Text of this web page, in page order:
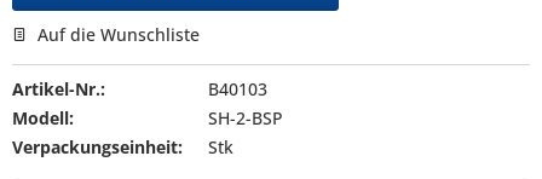
Auf die Wunschliste
Artikel-Nr.:
B40103
Modell:
SH-2-BSP
Verpackungseinheit:
Stk